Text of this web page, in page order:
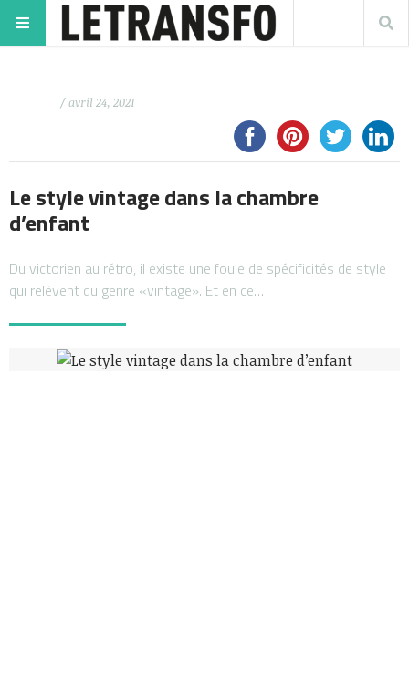
/ avril 24, 2021
Le style vintage dans la chambre
d’enfant
Du victorien au rétro, il existe une foule de spécificités de style
qui relèvent du genre «vintage». Et en ce…